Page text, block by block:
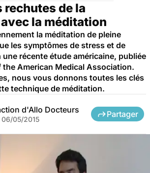
rechutes de la
la méditation
la méditation de pleine
les symptômes de stress et de
récente étude américaine, publiée
the American Medical Association.
nous vous donnons toutes les clés
technique de méditation.
d'Allo Docteurs
06/05/2015
Partager